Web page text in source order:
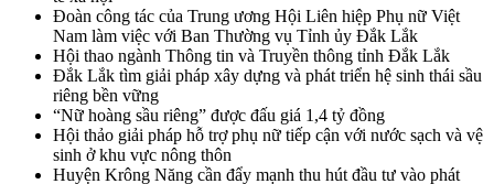
Đoàn công tác của Trung ương Hội Liên hiệp Phụ nữ Việt
Nam làm việc với Ban Thường vụ Tỉnh ủy Đắk Lắk
Hội thao ngành Thông tin và Truyền thông tỉnh Đắk Lắk
Đắk Lắk tìm giải pháp xây dựng và phát triển hệ sinh thái sầu
riêng bền vững
“Nữ hoàng sầu riêng” được đấu giá 1,4 tỷ đồng
Hội thảo giải pháp hỗ trợ phụ nữ tiếp cận với nước sạch và vệ
sinh ở khu vực nông thôn
Huyện Krông Năng cần đẩy mạnh thu hút đầu tư vào phát